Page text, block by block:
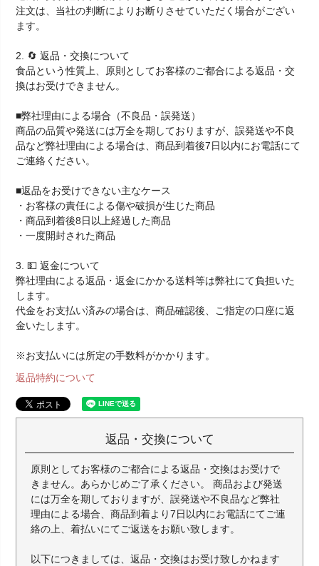
注文は、当社の判断によりお断りさせていただく場合がござい
ます。
2. 🔄 返品・交換について
食品という性質上、原則としてお客様のご都合による返品・交
換はお受けできません。
■弊社理由による場合（不良品・誤発送）
商品の品質や発送には万全を期しておりますが、誤発送や不良
品など弊社理由による場合は、商品到着後7日以内にお電話にて
ご連絡ください。
■返品をお受けできない主なケース
・お客様の責任による傷や破損が生じた商品
・商品到着後8日以上経過した商品
・一度開封された商品
3. 💵 返金について
弊社理由による返品・返金にかかる送料等は弊社にて負担いた
します。
代金をお支払い済みの場合は、商品確認後、ご指定の口座に返
金いたします。
※お支払いには所定の手数料がかかります。
返品特約について
返品・交換について
原則としてお客様のご都合による返品・交換はお受けで
きません。あらかじめご了承ください。 商品および発送
には万全を期しておりますが、誤発送や不良品など弊社
理由による場合、商品到着より7日以内にお電話にてご連
絡の上、着払いにてご返送をお願い致します。
以下につきましては、返品・交換はお受け致しかねます